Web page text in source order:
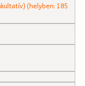
(helyben: 185